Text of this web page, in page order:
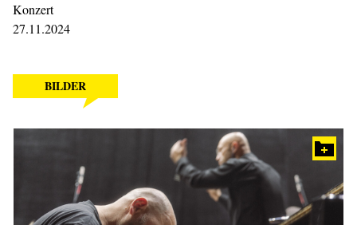
Konzert
27.11.2024
BILDER